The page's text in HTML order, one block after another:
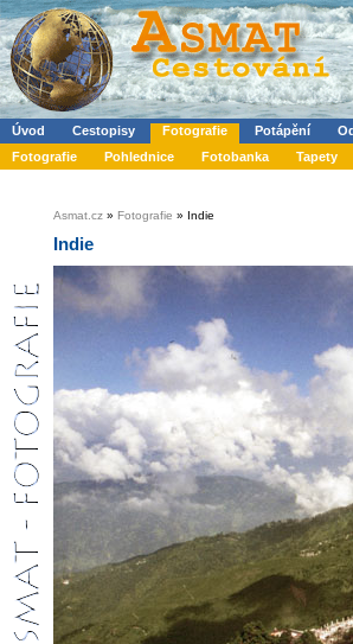
Úvod Cestopisy Fotografie Potápění
Fotografie
Pohlednice Fotobanka Tapety
Asmat.cz » Fotografie » Indie
Indie